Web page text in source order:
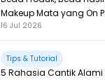
Makeup Mata yang On
16 Jul 2026
Tips & Tutorial
5 Rahasia Cantik Alami